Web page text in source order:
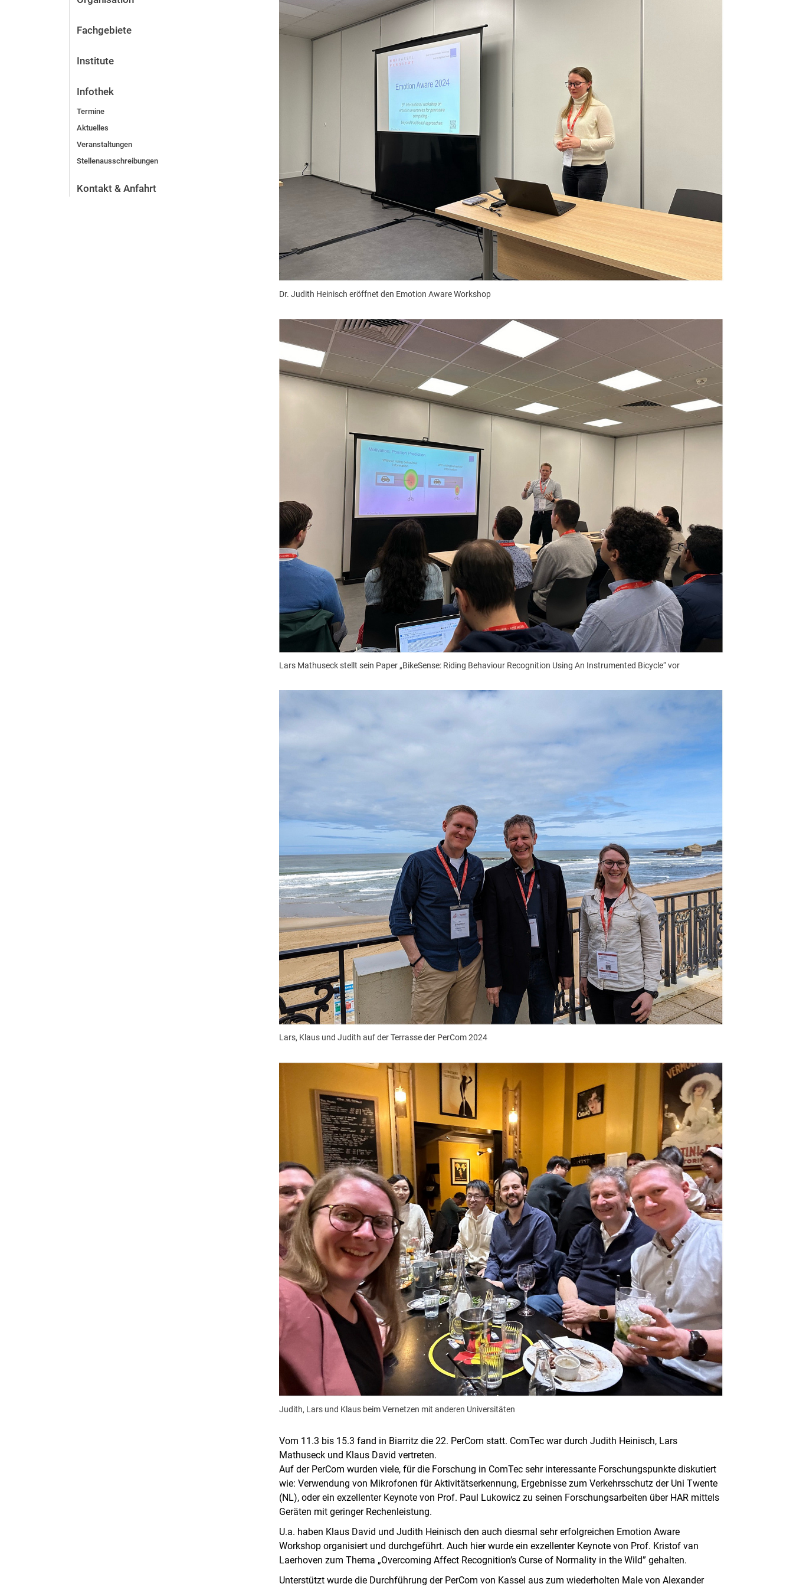
Fachgebiete
Institute
Infothek
Termine
Aktuelles
Veranstaltungen
Stellenausschreibungen
Kontakt & Anfahrt
Dr. Judith Heinisch eröffnet den Emotion Aware Workshop
Lars Mathuseck stellt sein Paper „BikeSense: Riding Behaviour Recognition Using An Instrumented Bicycle“ vor
Lars, Klaus und Judith auf der Terrasse der PerCom 2024
Judith, Lars und Klaus beim Vernetzen mit anderen Universitäten
Vom 11.3 bis 15.3 fand in Biarritz die 22. PerCom statt. ComTec war durch Judith Heinisch, Lars
Mathuseck und Klaus David vertreten.
Auf der PerCom wurden viele, für die Forschung in ComTec sehr interessante Forschungspunkte diskutiert
wie: Verwendung von Mikrofonen für Aktivitätserkennung, Ergebnisse zum Verkehrsschutz der Uni Twente
(NL), oder ein exzellenter Keynote von Prof. Paul Lukowicz zu seinen Forschungsarbeiten über HAR mittels
Geräten mit geringer Rechenleistung.
U.a. haben Klaus David und Judith Heinisch den auch diesmal sehr erfolgreichen Emotion Aware
Workshop organisiert und durchgeführt. Auch hier wurde ein exzellenter Keynote von Prof. Kristof van
Laerhoven zum Thema „Overcoming Affect Recognition’s Curse of Normality in the Wild” gehalten.
Unterstützt wurde die Durchführung der PerCom von Kassel aus zum wiederholten Male von Alexander